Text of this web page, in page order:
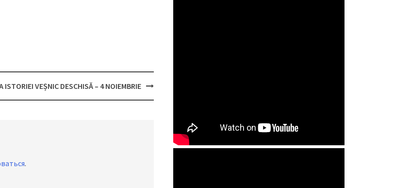
ISTORIEI VEȘNIC DESCHISĂ – 4 NOIEMBRIE
.